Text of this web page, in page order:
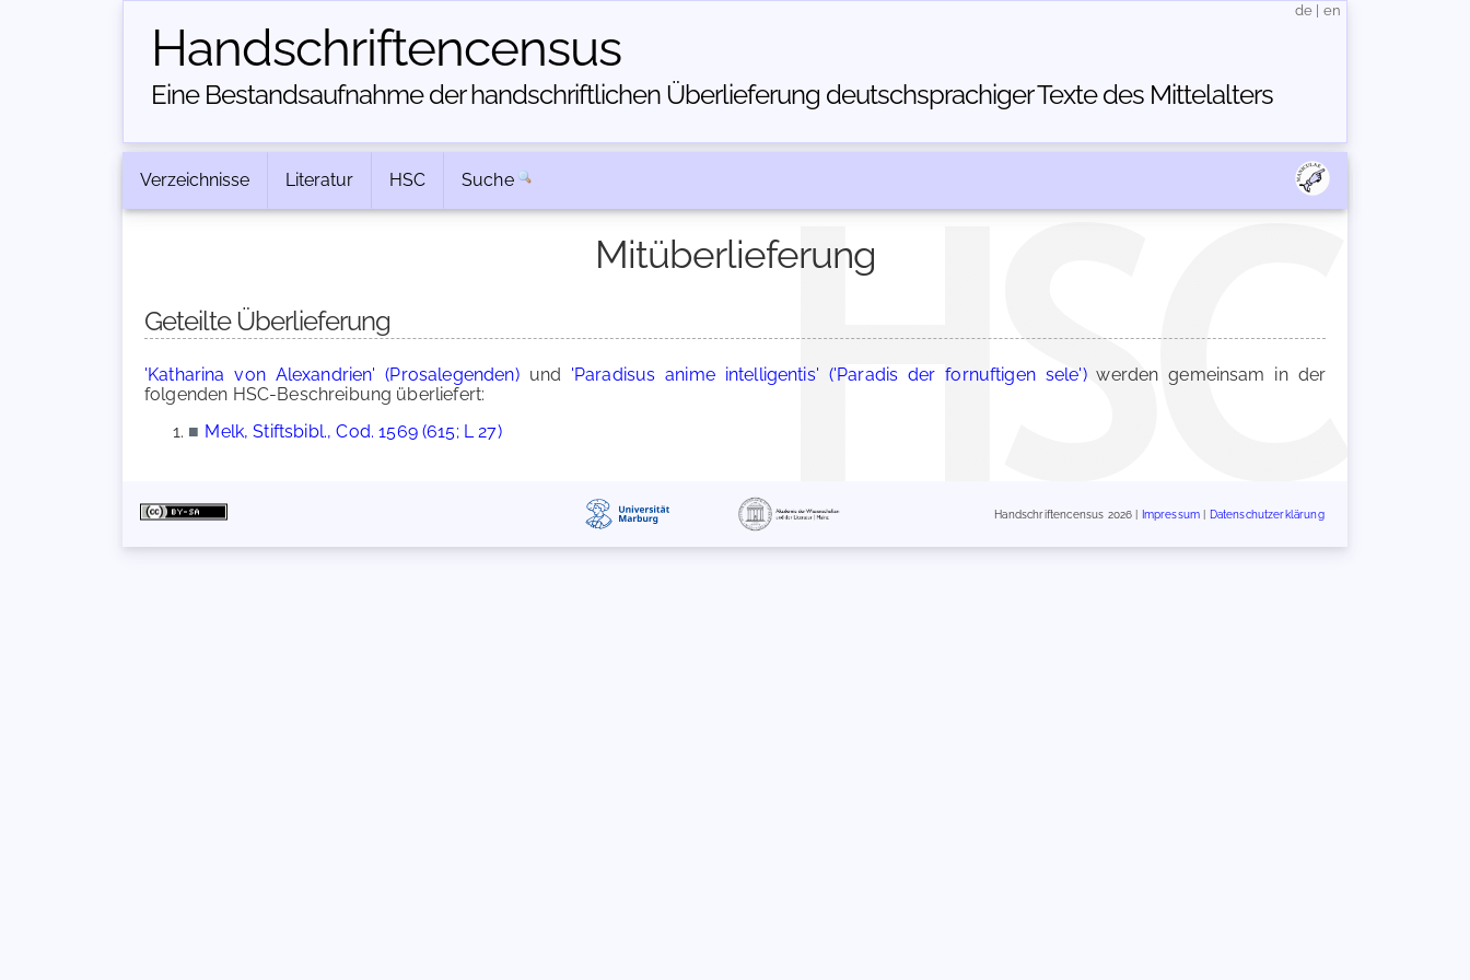
Handschriften­census
Eine Bestandsaufnahme der handschriftlichen Über­lieferung deutschsprachiger Texte des Mittelalters
de en
Verzeichnisse Literatur HSC Suche
Mitüberlieferung
Geteilte Überlieferung
'Katharina von Alexandrien' (Prosalegenden)und 'Paradisus anime intelligentis' ('Paradis der fornuftigen sele')werden gemeinsam in der
folgenden HSC-Beschreibung überliefert:
■ Melk, Stiftsbibl., Cod. 1569 (615; L 27)
Handschriftencensus 2026 | Impressum Datenschutzerklärung